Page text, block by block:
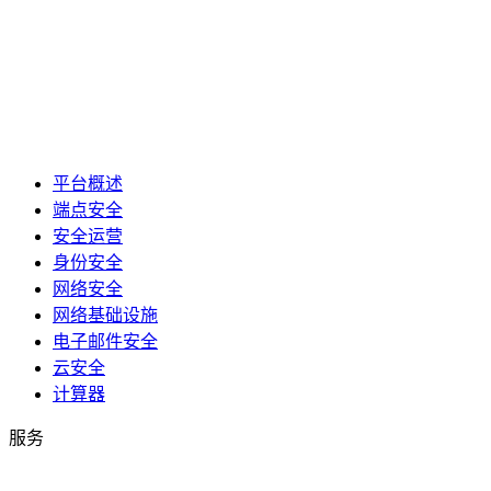
平台概述
端点安全
安全运营
身份安全
网络安全
网络基础设施
电子邮件安全
云安全
计算器
服务